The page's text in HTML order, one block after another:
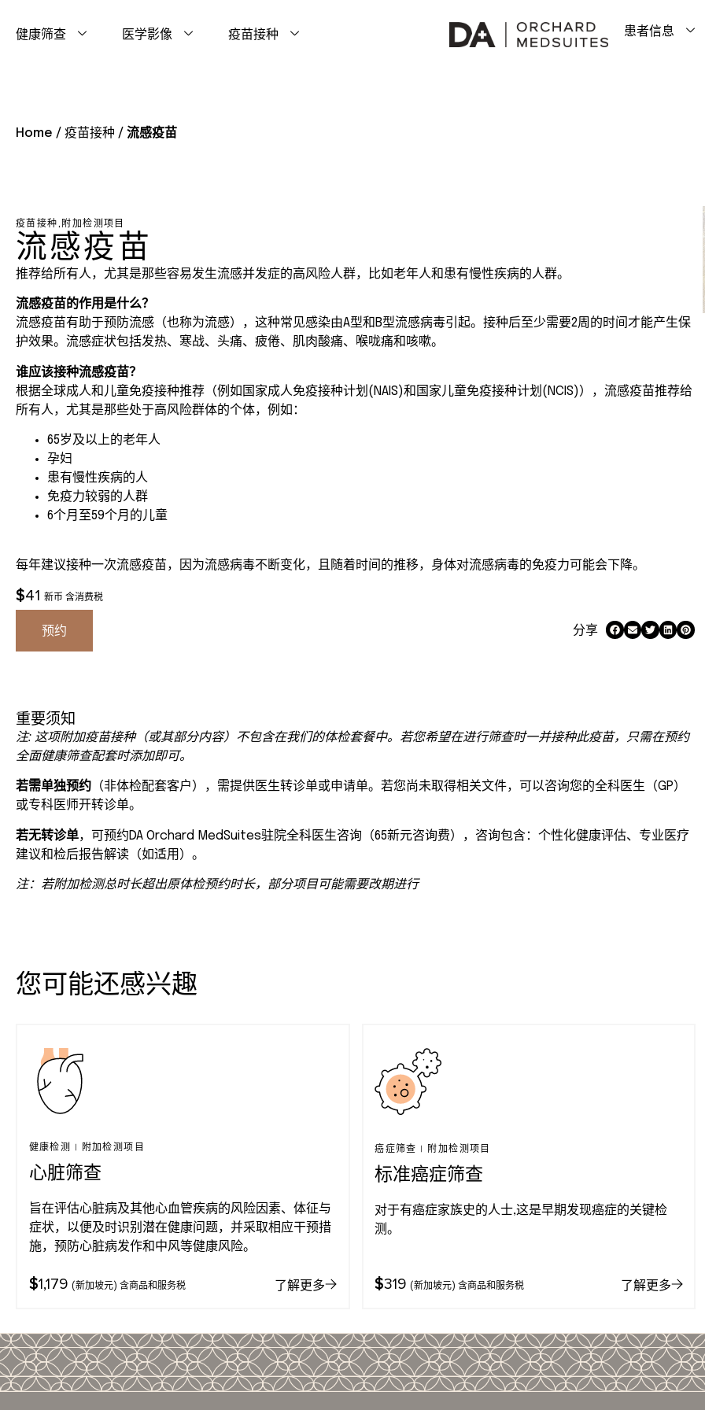
健康筛查 医学影像 疫苗接种 患者信息
Home / 疫苗接种 / 流感疫苗
疫苗接种,附加检测项目
流感疫苗
推荐给所有人，尤其是那些容易发生流感并发症的高风险人群，比如老年人和患有慢性疾病的人群。
流感疫苗的作用是什么？
流感疫苗有助于预防流感（也称为流感），这种常见感染由A型和B型流感病毒引起。接种后至少需要2周的时间才能产生保
护效果。流感症状包括发热、寒战、头痛、疲倦、肌肉酸痛、喉咙痛和咳嗽。
谁应该接种流感疫苗？
根据全球成人和儿童免疫接种推荐（例如国家成人免疫接种计划(NAIS)和国家儿童免疫接种计划(NCIS)），流感疫苗推荐给
所有人，尤其是那些处于高风险群体的个体，例如：
65岁及以上的老年人
孕妇
患有慢性疾病的人
免疫力较弱的人群
6个月至59个月的儿童
每年建议接种一次流感疫苗，因为流感病毒不断变化，且随着时间的推移，身体对流感病毒的免疫力可能会下降。
$41 新币 含消费税
预约 分享
重要须知
注: 这项附加疫苗接种（或其部分内容）不包含在我们的体检套餐中。若您希望在进行筛查时一并接种此疫苗，只需在预约
全面健康筛查配套时添加即可。
若需单独预约 （非体检配套客户），需提供医生转诊单或申请单。若您尚未取得相关文件，可以咨询您的全科医生（GP）
或专科医师开转诊单。
若无转诊单，可预约DA Orchard MedSuites驻院全科医生咨询（65新元咨询费），咨询包含：个性化健康评估、专业医疗
建议和检后报告解读（如适用）。
注：若附加检测总时长超出原体检预约时长，部分项目可能需要改期进行
您可能还感兴趣
健康检测 | 附加检测项目
心脏筛查
旨在评估心脏病及其他心血管疾病的风险因素、体征与
症状，以便及时识别潜在健康问题，并采取相应干预措
施，预防心脏病发作和中风等健康风险。
$1,179 (新加坡元) 含商品和服务税 了解更多
癌症筛查 | 附加检测项目
标准癌症筛查
对于有癌症家族史的人士,这是早期发现癌症的关键检
测。
$319 (新加坡元) 含商品和服务税 了解更多